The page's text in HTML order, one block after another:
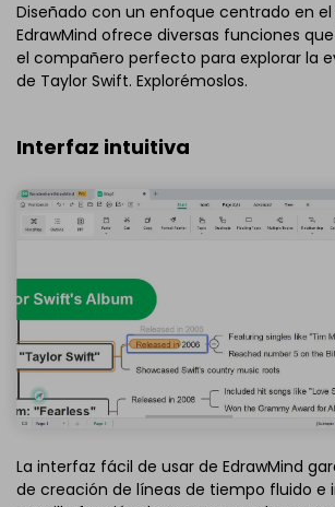
Diseñado con un enfoque centrado en el
EdrawMind ofrece diversas funciones
el compañero perfecto para explorar la
de Taylor Swift. Explorémoslos.
Interfaz intuitiva
La interfaz fácil de usar de EdrawMind
de creación de líneas de tiempo fluido e